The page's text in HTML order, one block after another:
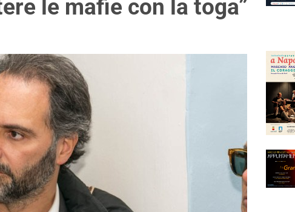
le mafie con la toga”